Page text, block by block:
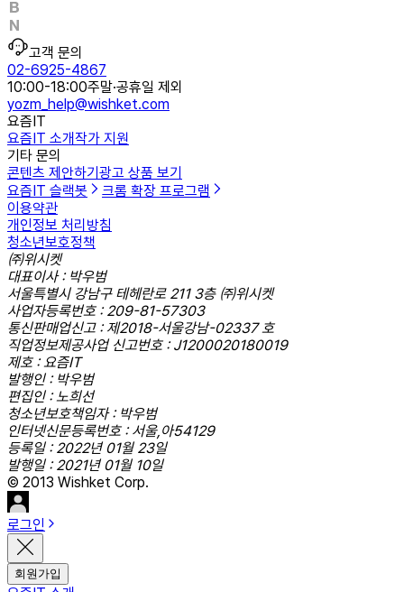
고객 문의
02-6925-4867
10:00-18:00주말·공휴일 제외
yozm_help@wishket.com
요즘IT
요즘IT 소개작가 지원
기타 문의
콘텐츠 제안하기 광고 상품 보기
요즘IT 슬랙봇
크롬 확장 프로그램
이용약관
개인정보 처리방침
청소년보호정책
㈜위시켓
대표이사 : 박우범
서울특별시 강남구 테헤란로 211 3층 ㈜위시켓
사업자등록번호 : 209-81-57303
통신판매업신고 : 제2018-서울강남-02337 호
직업정보제공사업 신고번호 : J1200020180019
제호 : 요즘IT
발행인 : 박우범
편집인 : 노희선
청소년보호책임자 : 박우범
인터넷신문등록번호 : 서울,아54129
등록일 : 2022년 01월 23일
발행일 : 2021년 01월 10일
© 2013 Wishket Corp.
로그인
회원가입